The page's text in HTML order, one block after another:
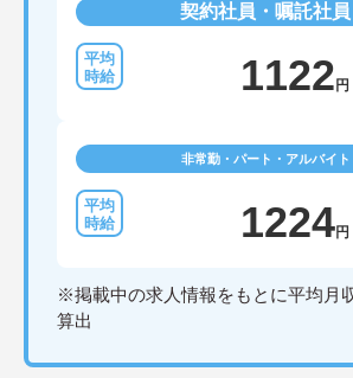
契約社員・嘱託社員
1122 円
非常勤・パート・アルバイト
1224円
※掲載中の求人情報をもとに平均月
算出